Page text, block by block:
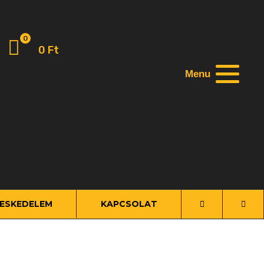
0 Ft
0
KAPCSOLAT
Menu